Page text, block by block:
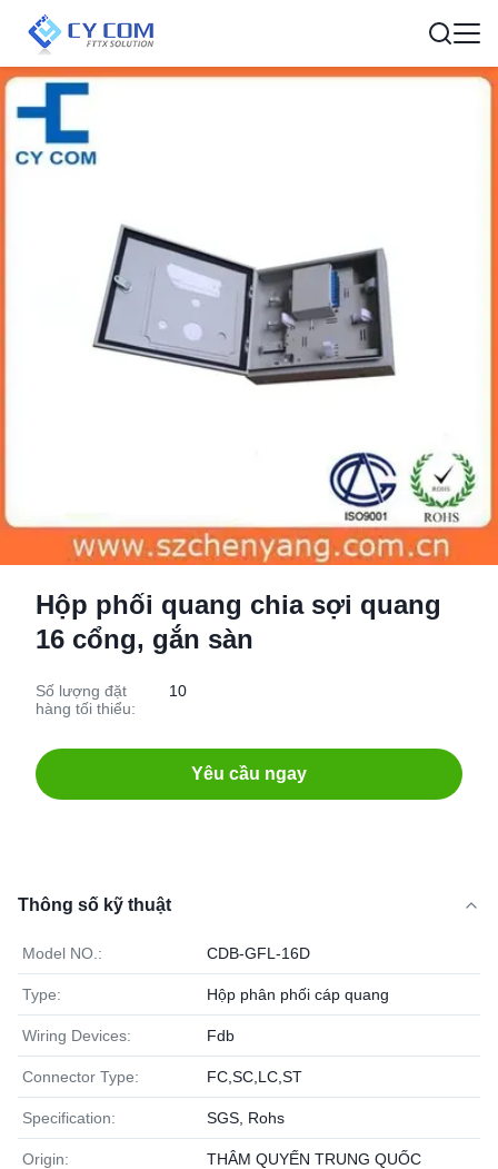
Hộp phối quang chia sợi quang
16 cổng, gắn sàn
Số lượng đặt
hàng tối thiểu:
10
Yêu cầu ngay
Thông số kỹ thuật
Model NO.: CDB-GFL-16D
Type: Hộp phân phối cáp quang
Wiring Devices: Fdb
Connector Type: FC,SC,LC,ST
Specification: SGS, Rohs
Origin: THÂM QUYẾN TRUNG QUỐC